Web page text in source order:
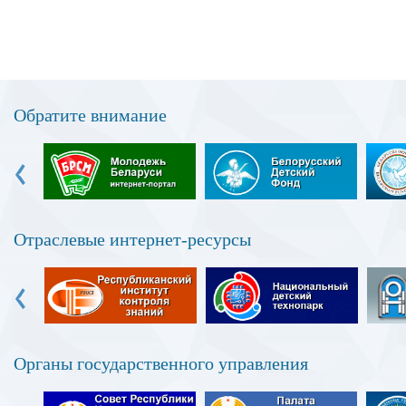
Обратите внимание
‹
Отраслевые интернет-ресурсы
‹
Органы государственного управления